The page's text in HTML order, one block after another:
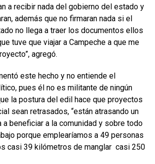
a recibir nada del gobierno del estado y
además que no firmaran nada si el
no llega a traer los documentos ellos
tuve que viajar a Campeche a que me
agregó.
este hecho y no entiende el
pues él no es militante de ningún
la postura del edil hace que proyectos
sean retrasados, “están atrasando un
a beneficiar a la comunidad y sobre todo
porque emplearíamos a 49 personas
casi 39 kilómetros de manglar casi 250